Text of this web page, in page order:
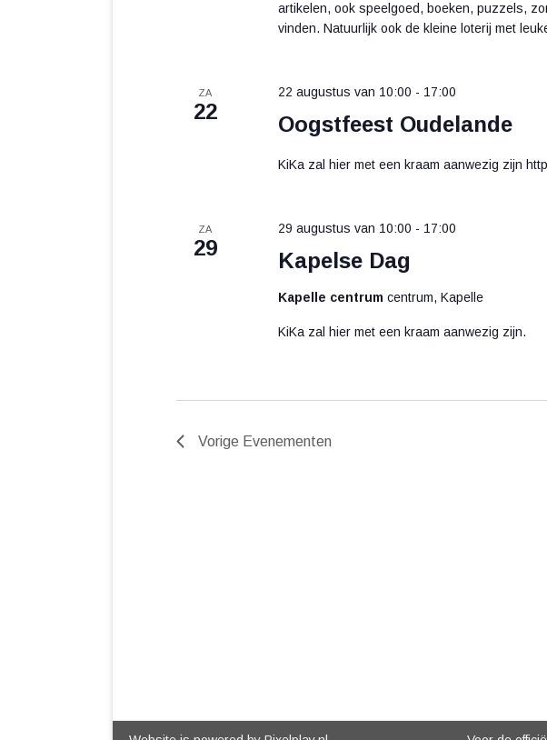
artikelen, ook speelgoed, boeken, puzzels,
vinden. Natuurlijk ook de kleine loterij met
ZA
22
Oogstfeest Oudelande
22 augustus van 10:00 - 17:00
KiKa zal hier met een kraam aanwezig zijn
ZA
29
Kapelse Dag
29 augustus van 10:00 - 17:00
Kapelle centrum centrum, Kapelle
KiKa zal hier met een kraam aanwezig zijn.
Vorige Evenementen